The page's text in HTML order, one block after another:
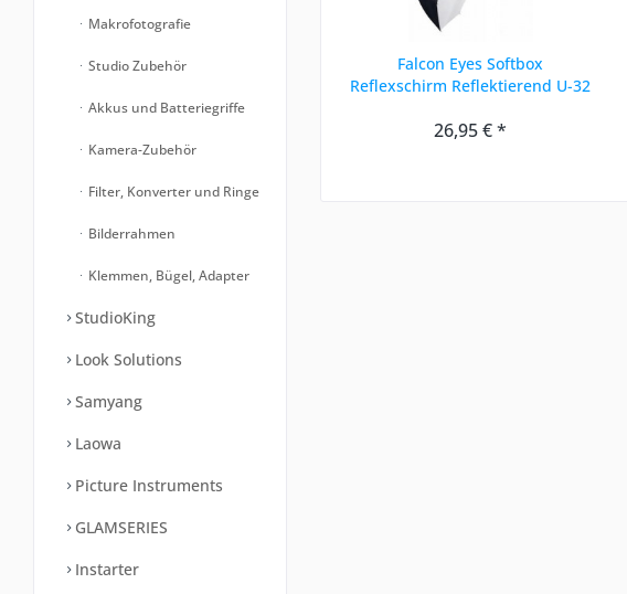
Makrofotografie
Studio Zubehör
Akkus und Batteriegriffe
Kamera-Zubehör
Filter, Konverter und Ringe
Bilderrahmen
Klemmen, Bügel, Adapter
StudioKing
Look Solutions
Samyang
Laowa
Picture Instruments
GLAMSERIES
Instarter
Falcon Eyes Softbox
Reflexschirm Reflektierend U-32
26,95 € *